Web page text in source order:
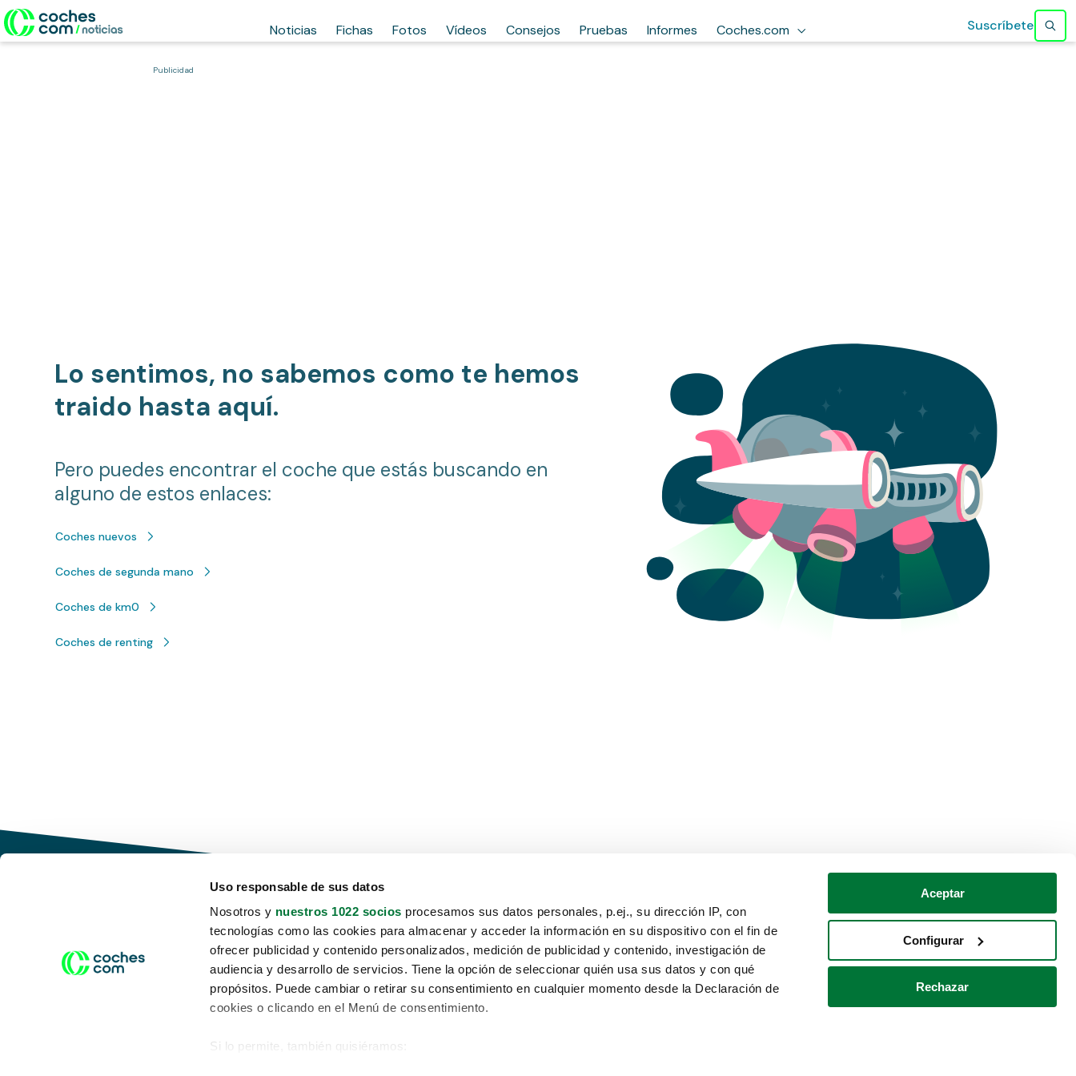
Uso responsable de sus datos
Nosotros y nuestros 1022 socios procesamos sus datos personales, p.ej., su dirección IP, con
tecnologías como las cookies para almacenar y acceder la información en su dispositivo con el fin de
ofrecer publicidad y contenido personalizados, medición de publicidad y contenido, investigación de
audiencia y desarrollo de servicios. Tiene la opción de seleccionar quién usa sus datos y con qué
propósitos. Puede cambiar o retirar su consentimiento en cualquier momento desde la Declaración de
cookies o clicando en el Menú de consentimiento.
Si lo permite, también quisiéramos:
Aceptar
Configurar
Rechazar
Noticias Fichas Fotos Vídeos Consejos Pruebas Informes Coches.com Suscríbete
Publicidad
Lo sentimos, no sabemos como te hemos
traido hasta aquí.
Pero puedes encontrar el coche que estás buscando en
alguno de estos enlaces:
Coches nuevos
Coches de segunda mano
Coches de km0
Coches de renting
Conduce tu futuro,
desata tu movilidad